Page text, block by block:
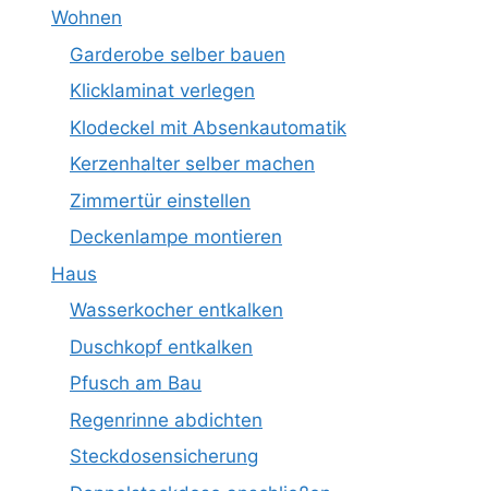
Wohnen
Garderobe selber bauen
Klicklaminat verlegen
Klodeckel mit Absenkautomatik
Kerzenhalter selber machen
Zimmertür einstellen
Deckenlampe montieren
Haus
Wasserkocher entkalken
Duschkopf entkalken
Pfusch am Bau
Regenrinne abdichten
Steckdosensicherung